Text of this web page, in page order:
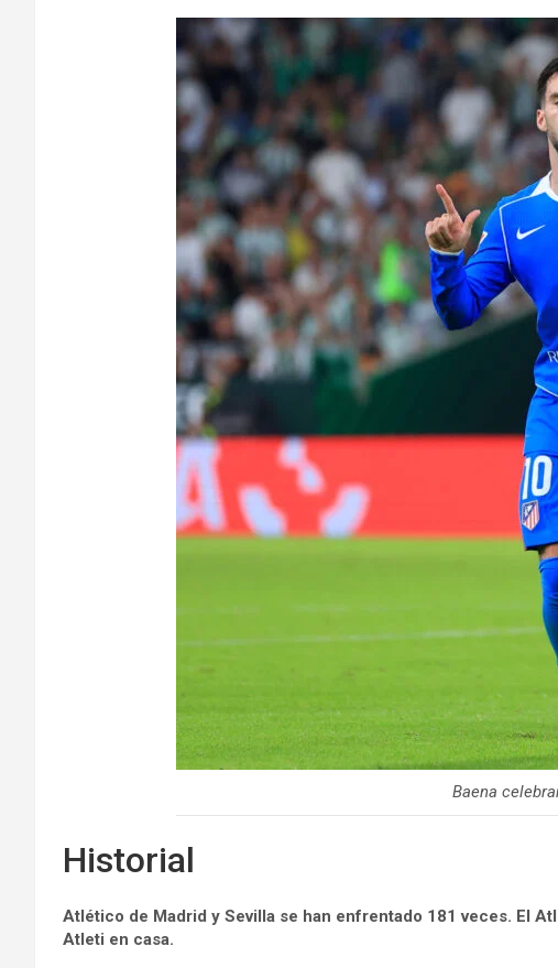
Baena
Historial
Atlético de Madrid y Sevilla se han enfrentado 181 veces. El
Atleti en casa.